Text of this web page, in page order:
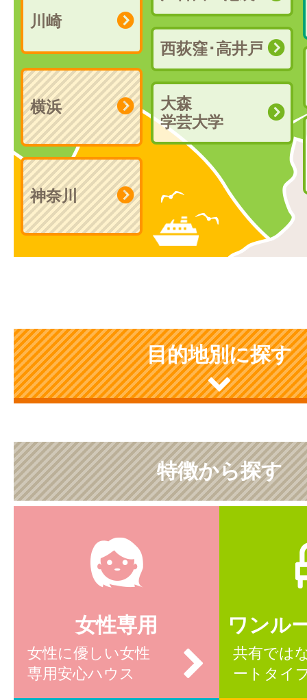
神奈川
西荻窪･高井戸
大森
学芸大学
川崎
横浜
目的地別に探す
特徴から探す
女性専用
女性に優しい女性
専用安心ハウス
ワンル
共有では
ートタイ